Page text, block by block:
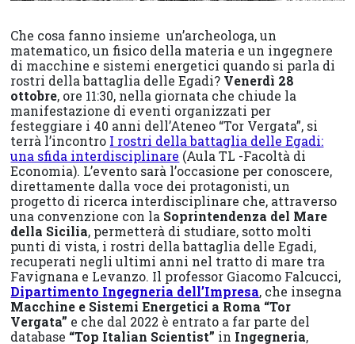
Che cosa fanno insieme un’archeologa, un
matematico, un fisico della materia e un ingegnere
di macchine e sistemi energetici quando si parla di
rostri della battaglia delle Egadi? Venerdì 28
ottobre, ore 11:30, nella giornata che chiude la
manifestazione di eventi organizzati per
festeggiare i 40 anni dell’Ateneo “Tor Vergata”, si
terrà l’incontro I rostri della battaglia delle Egadi:
una sfida interdisciplinare (Aula TL -Facoltà di
Economia). L’evento sarà l’occasione per conoscere,
direttamente dalla voce dei protagonisti, un
progetto di ricerca interdisciplinare che, attraverso
una convenzione con la Soprintendenza del Mare
della Sicilia, permetterà di studiare, sotto molti
punti di vista, i rostri della battaglia delle Egadi,
recuperati negli ultimi anni nel tratto di mare tra
Favignana e Levanzo. Il professor Giacomo Falcucci,
Dipartimento Ingegneria dell’Impresa, che insegna
Macchine e Sistemi Energetici a Roma “Tor
Vergata” e che dal 2022 è entrato a far parte del
database “Top Italian Scientist” in Ingegneria,